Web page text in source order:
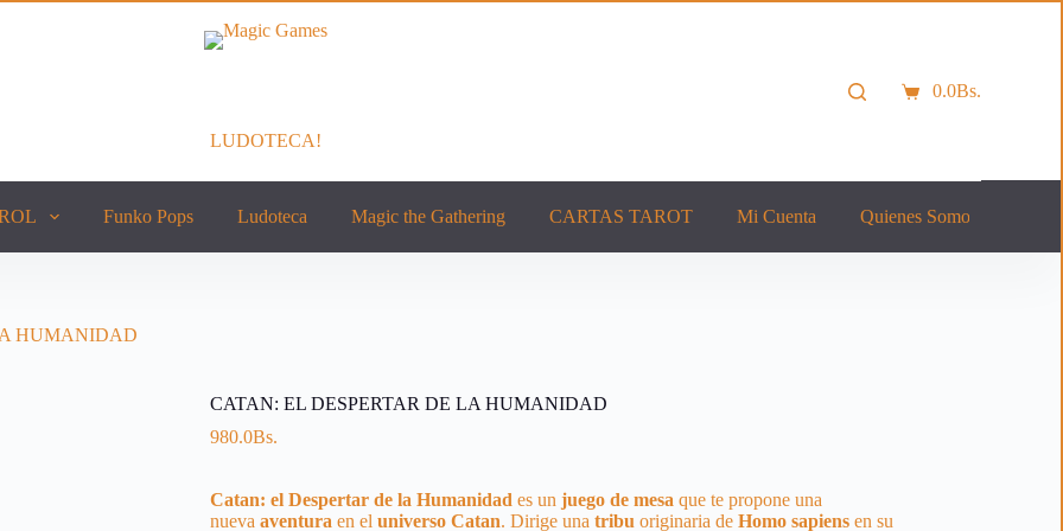
LUDOTECA!
Carro0.0Bs.
Funko Pops Ludoteca Magic the Gathering CARTAS TAROT Mi Cuenta Quienes Somos
HUMANIDAD
CATAN: EL DESPERTAR DE LA HUMANIDAD
980.0Bs.
Catan: el Despertar de la Humanidad es un juego de mesa que te propone una
nueva aventura en el universo Catan. Dirige una tribu originaria de Homo sapiensen su